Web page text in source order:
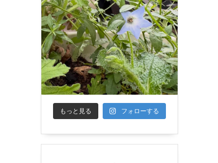
もっと見る フォローする